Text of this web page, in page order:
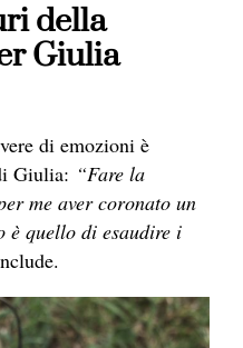
della
Giulia
di emozioni è
Giulia: “Fare la
me aver coronato un
è quello di esaudire i